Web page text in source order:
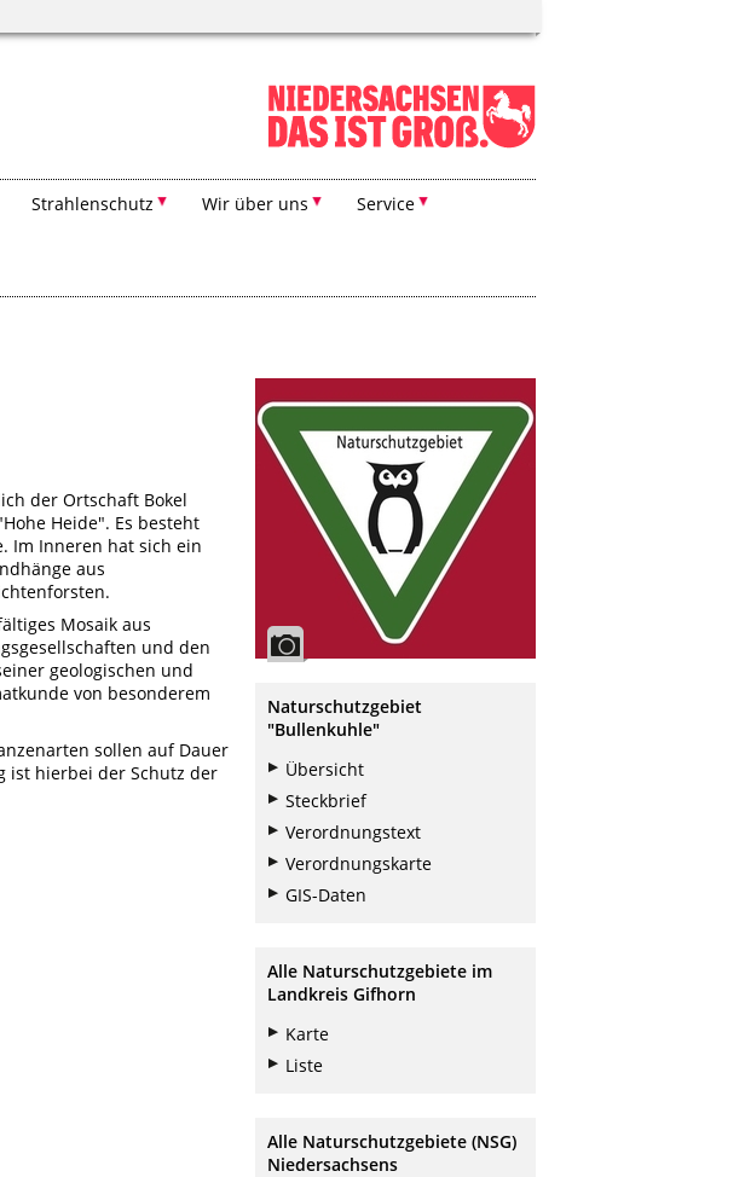
Strahlenschutz Wir über uns Service
der Ortschaft Bokel
Heide". Es besteht
Im Inneren hat sich ein
aus
Mosaik aus
und den
geologischen und
von besonderem
sollen auf Dauer
ist hierbei der Schutz der
Naturschutzgebiet
"Bullenkuhle"
Übersicht
Steckbrief
Verordnungstext
Verordnungskarte
GIS-Daten
Alle Naturschutzgebiete im
Landkreis Gifhorn
Karte
Liste
Alle Naturschutzgebiete (NSG)
Niedersachsens